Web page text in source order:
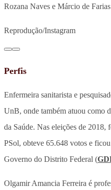
Rozana Naves e Márcio de Farias
Reprodução/Instagram
Perfis
Enfermeira sanitarista e
UnB, onde também atuou como
da Saúde. Nas eleições de 2018,
PSol, obteve 65.648 votos e
Governo do Distrito Federal (
Olgamir Amancia Ferreira é